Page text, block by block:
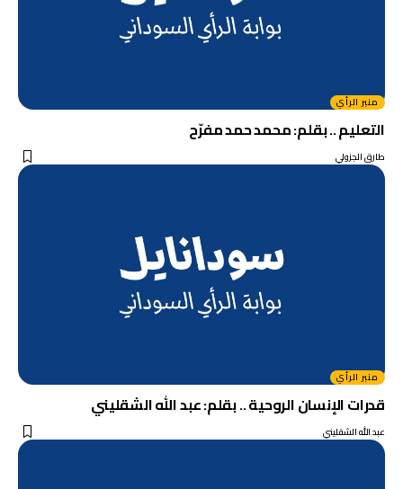
منبر الرأي
التعليم .. بقلم: محمد حمد مفرّح
طارق الجزولي
منبر الرأي
قدرات الإنسان الروحية .. بقلم: عبد الله الشقليني
عبد الله الشقليني